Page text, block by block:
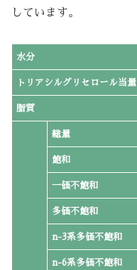
しています。
水分
トリアシルグリセロール当量
脂質
総量
飽和
一価不飽和
多価不飽和
n-3系多価不飽和
n-6系多価不飽和